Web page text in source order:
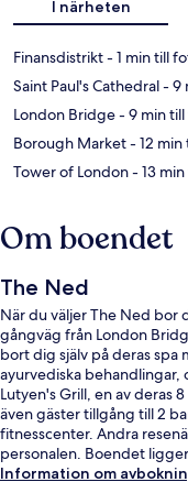
I närheten
Finansdistrikt- 1 min till
Saint Paul's Cathedral- 9
London Bridge- 9 min
Borough Market- 12
Tower of London- 13
Om boendet
The Ned
När du väljer The Ned bor
gångväg från London
bort dig själv på deras
ayurvediska behandlingar,
Lutyen's Grill, en av deras
även gäster tillgång till 2
fitnesscenter. Andra
personalen. Boendet
några steg från Bank
Information om